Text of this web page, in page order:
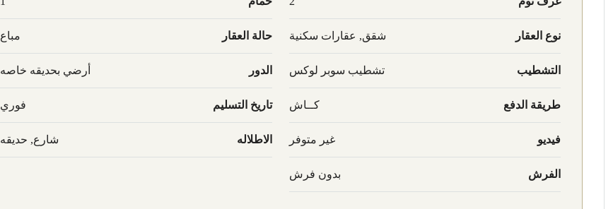
نوع العقار شقق, عقارات سكنية حالة العقار مباع
التشطيب تشطيب سوبر لوكس الدور أرضي بحديقه خاصه
طريقة الدفع كــاش تاريخ التسليم فوري
فيديو غير متوفر الاطلاله شارع, حديقه
الفرش بدون فرش